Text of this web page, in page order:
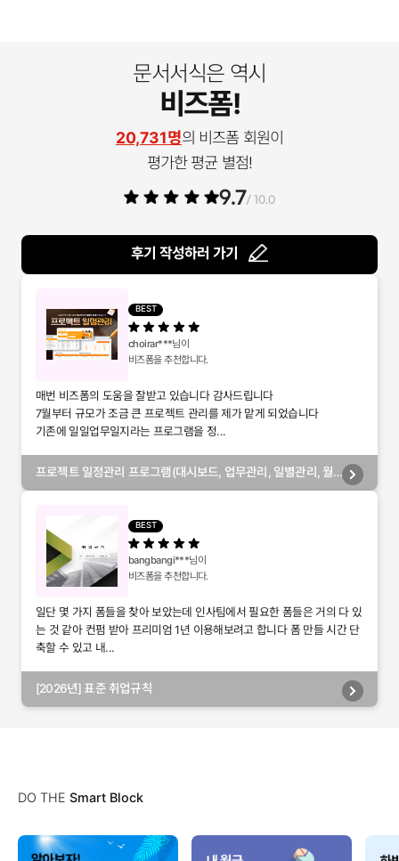
문서서식은 역시
비즈폼!
20,731명의 비즈폼 회원이
평가한 평균 별점!
9.7/ 10.0
후기 작성하러 가기
BEST
choirar***님이
비즈폼을 추천합니다.
매번 비즈폼의 도움을 잘받고 있습니다 감사드립니다
7월부터 규모가 조금 큰 프로젝트 관리를 제가 맡게 되었습니다
기존에 일일업무일지라는 프로그램을 정...
프로젝트 일정관리 프로그램(대시보드, 업무관리, 일별관리, 월
BEST
bangbangi***님이
비즈폼을 추천합니다.
일단 몇 가지 폼들을 찾아 보았는데 인사팀에서 필요한 폼들은 거의 다 있
는 것 같아 컨펌 받아 프리미엄 1년 이용해보려고 합니다 폼 만들 시간 단
축할 수 있고 내...
[2026년] 표준 취업규칙
DO THE Smart Block